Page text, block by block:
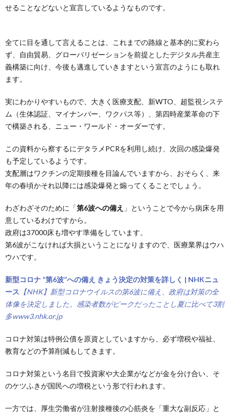
せることなどないと宣言しているようなものです。
全てに目を通して言えることは、これまでの路線と基本的に変わら
ず、自由貿易、グローバリゼーションを前提としたデジタル共産主
義構築に向け、今後も邁進していきますという宣言のようにも取れ
ます。
実にわかりやすいもので、大きく医療支配、新WTO、超監視システ
ム（生体認証、マイナンバー、ワクパス等）、第四時産業革命の下
で構築される、ニュー・ワールド・オーダーです。
この資料から察するにデタラメPCRを利用し続け、次回の感染爆発
も予定しているようです。
支配層はワクチンの定期接種を目論んでいますから、おそらく、来
年の春頃かそれ以降には感染爆発と煽ってくることでしょう。
わざわざそのために「第6波への備え 」ということで今から病床を用
意しているわけですから。
政府は37000床も増やす準備をしています。
第6波がこなければ大損ということになりますので、医療業界はウハ
ウハです。
新型コロナ “第6波”への備え きょう決定の対策を詳しく | NHKニュ
ース 【NHK】新型コロナウイルスの第6波に備え、政府は対策の全
体像を決定しました。感染者数がピークだったことし夏に比べて3割
多www3.nhk.or.jp
コロナ対策は特例公債を原資としていますから、必ず増税や福祉、
教育などの予算削減もしてきます。
コロナ対策という名目で投資家や大企業がなどが金を分け合い、そ
のケツふきが国民への増税という形で行われます。
一方では、厚生労働省が注射接種後の心筋炎を「重大な副反応」と